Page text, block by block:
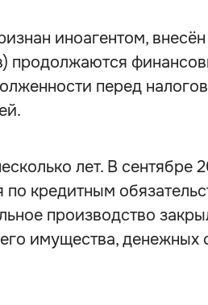
иноагентом,
продолжаются
перед
лет. В сентябре
по кредитным
производство
имущества, денежных